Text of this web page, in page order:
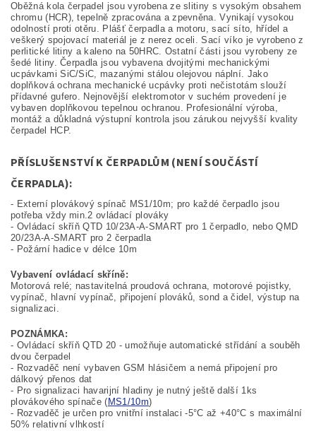
Oběžná kola čerpadel jsou vyrobena ze slitiny s vysokým obsahem
chromu (HCR), tepelně zpracována a zpevněna. Vynikají vysokou
odolností proti otěru. Plášť čerpadla a motoru, sací síto, hřídel a
veškerý spojovací materiál je z nerez oceli. Sací víko je vyrobeno z
perlitické litiny a kaleno na 50HRC. Ostatní části jsou vyrobeny ze
šedé litiny. Čerpadla jsou vybavena dvojitými mechanickými
ucpávkami SiC/SiC, mazanými stálou olejovou náplní. Jako
doplňková ochrana mechanické ucpávky proti nečistotám slouží
přídavné gufero. Nejnovější elektromotor v suchém provedení je
vybaven doplňkovou tepelnou ochranou. Profesionální výroba,
montáž a důkladná výstupní kontrola jsou zárukou nejvyšší kvality
čerpadel HCP.
PŘÍSLUŠENSTVÍ K ČERPADLŮM (NENÍ SOUČÁSTÍ
ČERPADLA):
- Externí plovákový spínač MS1/10m; pro každé čerpadlo jsou
potřeba vždy min.2 ovládací plováky
- Ovládací skříňQTD 10/23A-A-SMART pro 1 čerpadlo, nebo QMD
20/23A-A-SMART pro 2 čerpadla
- Požární hadice v délce 10m
Vybavení ovládací skříně:
Motorová relé; nastavitelná proudová ochrana, motorové pojistky,
vypínač, hlavní vypínač, připojení plováků, sond a čidel, výstup na
signalizaci.
POZNÁMKA:
- Ovládací skříň QTD 20 - umožňuje automatické střídání a souběh
dvou čerpadel
- Rozvaděč není vybaven GSM hlásičem a nemá připojení pro
dálkový přenos dat
- Pro signalizaci havarijní hladiny je nutný ještě další 1ks
plovákového spínače ( MS1/10m)
- Rozvaděč je určen pro vnitřní instalaci -5°C až +40°C s maximální
50% relativní vlhkostí